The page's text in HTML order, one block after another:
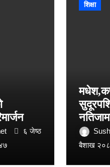
६ जेष्ठ
शिक्षा
बैशाख